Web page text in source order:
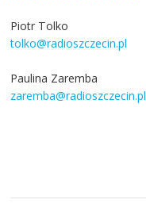
Piotr Tolko
tolko@radioszczecin.pl
Paulina Zaremba
zaremba@radioszczecin.pl